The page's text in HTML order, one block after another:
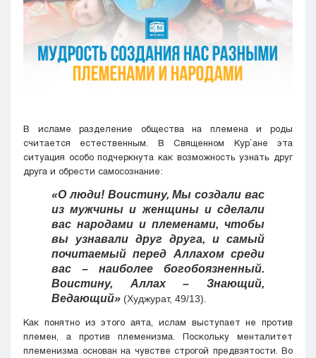
Усть-Каменогорск
Шымкент
В исламе разделение общества на племена и роды
считается естественным. В Священном Кyр`ане эта
ситуация особо подчеркнута как возможность узнать друг
друга и обрести самосознание:
«О люди! Воистину, Мы создали вас
из мужчины и женщины и сделали
вас народами и племенами, чтобы
вы узнавали друг друга, и самый
почитаемый перед Аллахом среди
вас – наиболее богобоязненный.
Воистину, Аллах – Знающий,
Ведающий» (Худжурат, 49/13).
Как понятно из этого аята, ислам выступает не против
племен, а против племенизма. Поскольку менталитет
племенизма основан на чувстве строгой предвзятости. Во